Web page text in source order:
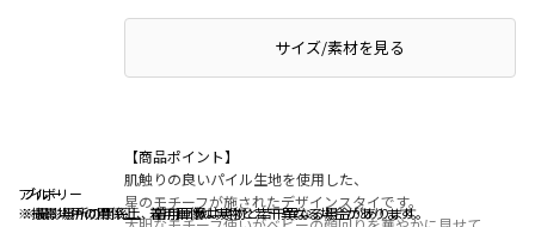
アイボリー
※撮影場所の関係上、着用画像は実物と若干異なる場合があります。
ブルー
※撮影場所の関係上、着用画像は実物と若干異なる場合があります。
ブルー
サイズ/素材を見る
【商品ポイント】
肌触りの良いパイル生地を使用した、
星のモチーフが施されたデザインスタイです。